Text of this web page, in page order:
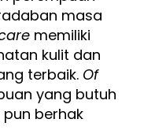
masa
memiliki
kulit dan
terbaik. Of
yang butuh
berhak